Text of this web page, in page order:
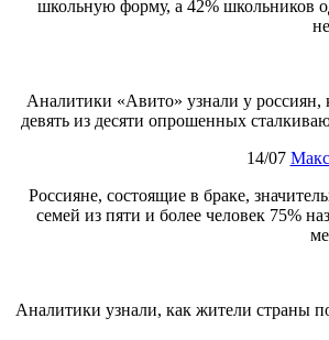
школьную форму, а 42% школьников
Аналитики «Авито» узнали у россиян,
девять из десяти опрошенных
14/07
Россияне, состоящие в браке,
семей из пяти и более человек 75%
Аналитики узнали, как жители страны